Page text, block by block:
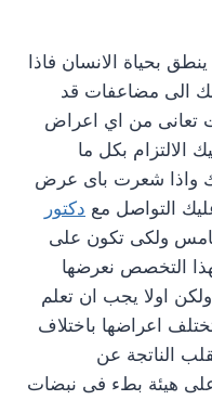
بحياة الانسان فاذا
الى مضاعفات قد
تعانى من اي اعراض
بكل ما
واذا شعرت باى عرض
التواصل مع دكتور
ولكى تكون على
التخصص نعرضها
اولا يجب ان تعلم
اعراضها باختلاف
الناتجة عن
هيئة بطء فى نبضات